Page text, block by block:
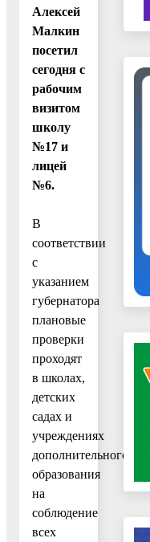
Алексей
Малкин
посетил
сегодня с
рабочим
визитом
школу
№17 и
лицей
№6.
В
соответствии
с
указанием
губернатора
плановые
проверки
проходят
в школах,
детских
садах и
учреждениях
дополнительного
образования
на
соблюдение
всех